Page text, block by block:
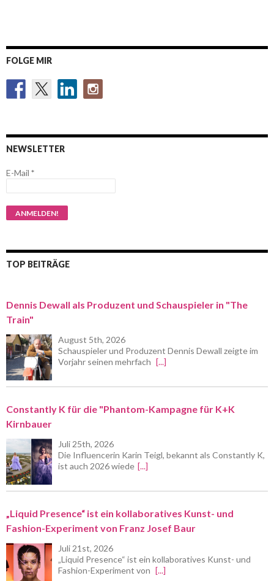
FOLGE MIR
NEWSLETTER
E-Mail *
TOP BEITRÄGE
Dennis Dewall als Produzent und Schauspieler in "The
Train"
August 5th, 2026
Schauspieler und Produzent Dennis Dewall zeigte im
Vorjahr seinen mehrfach
[...]
Constantly K für die "Phantom-Kampagne für K+K
Kirnbauer
Juli 25th, 2026
Die Influencerin Karin Teigl, bekannt als Constantly K,
ist auch 2026 wiede [...]
„Liquid Presence“ ist ein kollaboratives Kunst- und
Fashion-Experiment von Franz Josef Baur
Juli 21st, 2026
„Liquid Presence“ ist ein kollaboratives Kunst- und
Fashion-Experiment von
[...]